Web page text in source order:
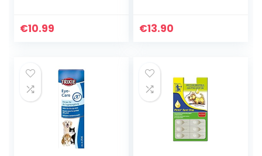
und
Hunde mit
beruhigendem
Aloe Vera Extrakt,
schonende
Hundepflege
€10.99
Hund, Katze, Pferd,
Spray
Wundversorgung
Desinfektion
€13.90